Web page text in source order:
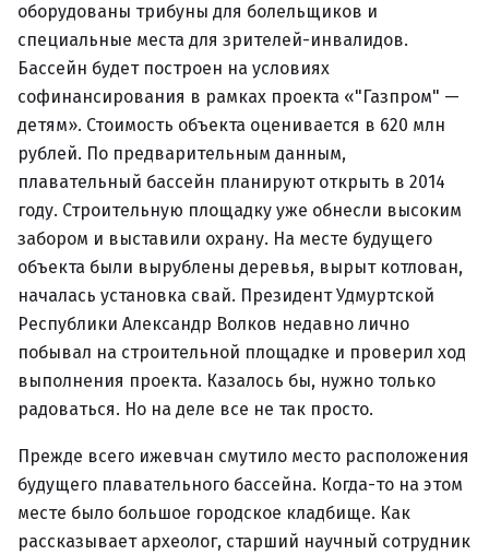
оборудованы трибуны для болельщиков и
специальные места для зрителей-инвалидов.
Бассейн будет построен на условиях
софинансирования в рамках проекта «"Газпром" —
детям». Стоимость объекта оценивается в 620 млн
рублей. По предварительным данным,
плавательный бассейн планируют открыть в 2014
году. Строительную площадку уже обнесли высоким
забором и выставили охрану. На месте будущего
объекта были вырублены деревья, вырыт котлован,
началась установка свай. Президент Удмуртской
Республики Александр Волков недавно лично
побывал на строительной площадке и проверил ход
выполнения проекта. Казалось бы, нужно только
радоваться. Но на деле все не так просто.
Прежде всего ижевчан смутило место расположения
будущего плавательного бассейна. Когда-то на этом
месте было большое городское кладбище. Как
рассказывает археолог, старший научный сотрудник